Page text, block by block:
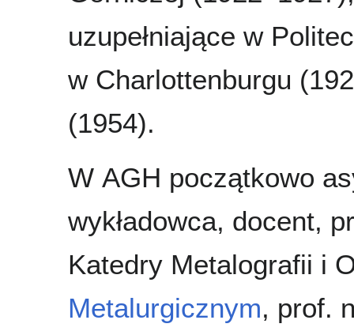
uzupełniające w
w Charlottenburgu
(1954).
W AGH początkowo
wykładowca, docent,
Katedry Metalografii i
Metalurgicznym, prof.